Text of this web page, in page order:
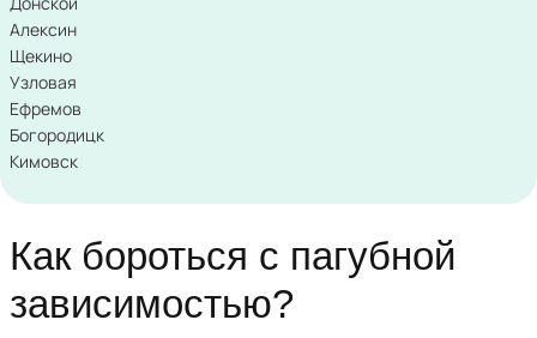
Алексин
Щекино
Узловая
Ефремов
Богородицк
Кимовск
Как бороться с пагубной
зависимостью?